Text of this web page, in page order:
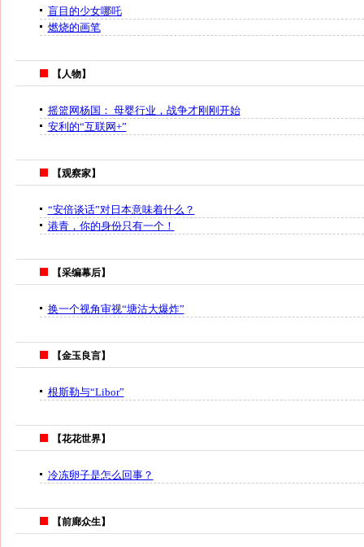
盲目的少女哪吒
燃烧的画笔
【人物】
摇篮网杨国： 母婴行业，战争才刚刚开始
安利的“互联网+”
【观察家】
“安倍谈话”对日本意味着什么？
港青，你的身份只有一个！
【采编幕后】
换一个视角审视“塘沽大爆炸”
【金玉良言】
根斯勒与“Libor”
【花花世界】
冷冻卵子是怎么回事？
【前廊众生】